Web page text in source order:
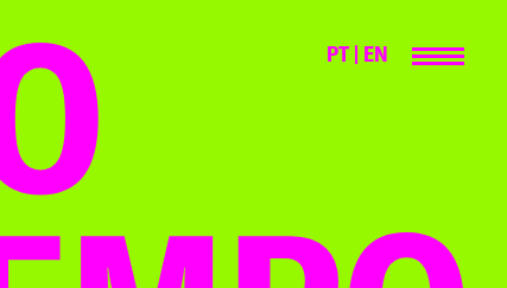
PT | EN